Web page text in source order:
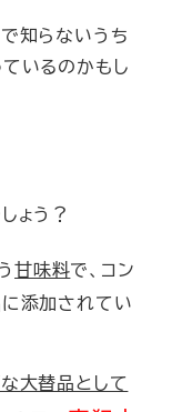
知らないうち
いるのかもし
ょう？
甘味料で、コン
に添加されてい
大替品として